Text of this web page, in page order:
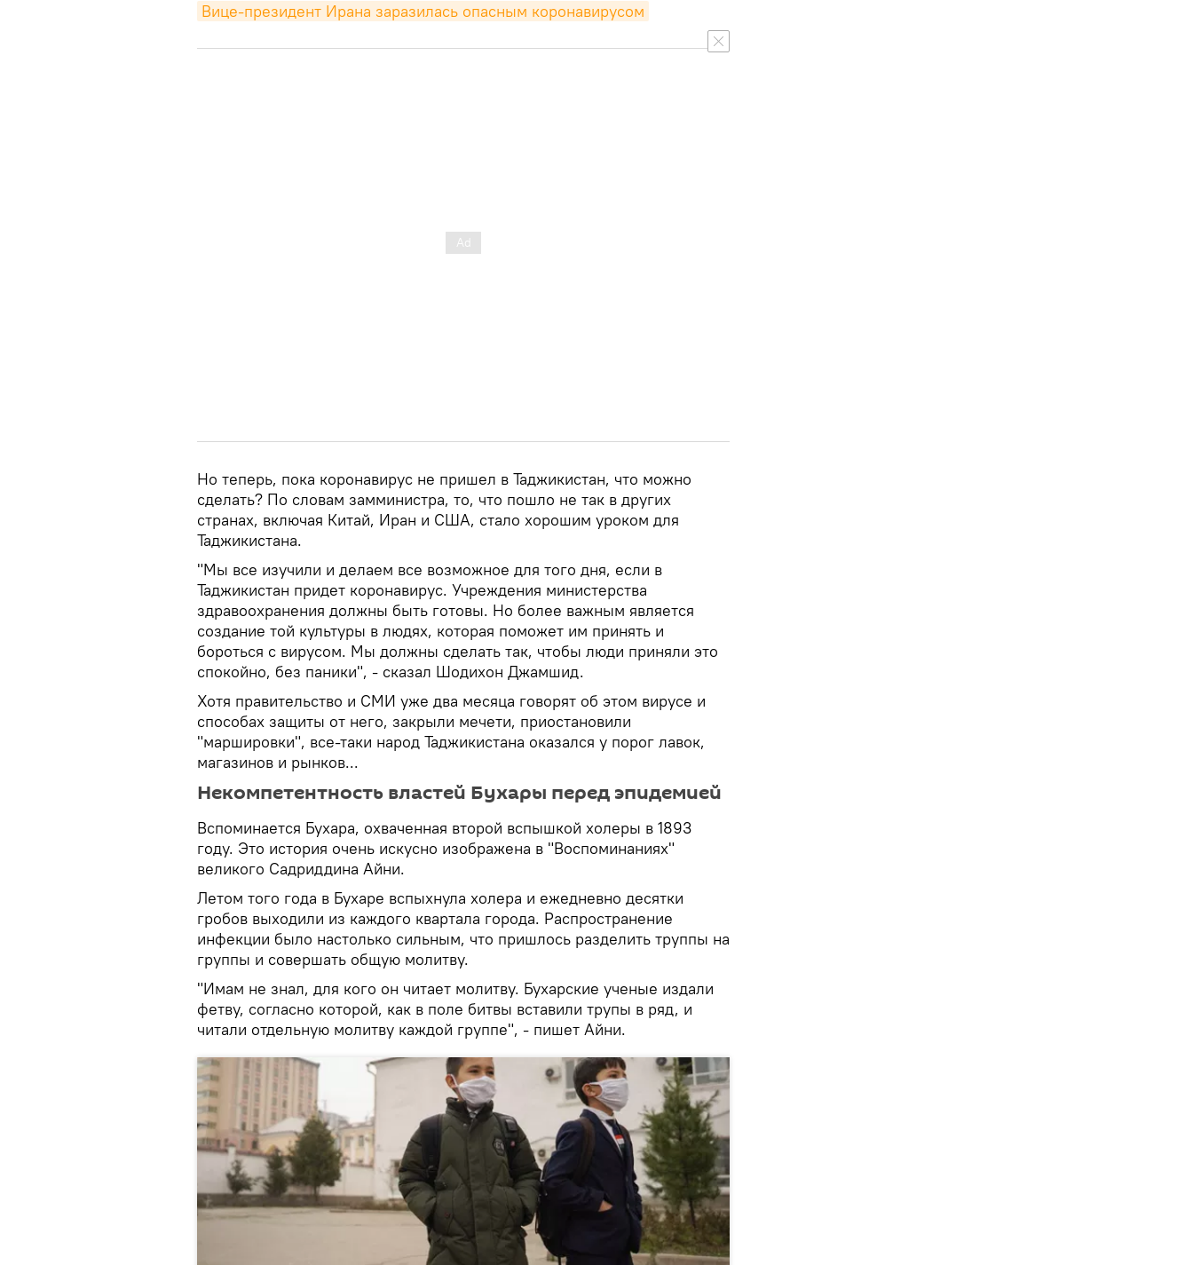
Вице-президент Ирана заразилась опасным коронавирусом
Но теперь, пока коронавирус не пришел в Таджикистан, что можно
сделать? По словам замминистра, то, что пошло не так в других
странах, включая Китай, Иран и США, стало хорошим уроком для
Таджикистана.
"Мы все изучили и делаем все возможное для того дня, если в
Таджикистан придет коронавирус. Учреждения министерства
здравоохранения должны быть готовы. Но более важным является
создание той культуры в людях, которая поможет им принять и
бороться с вирусом. Мы должны сделать так, чтобы люди приняли это
спокойно, без паники", - сказал Шодихон Джамшид.
Хотя правительство и СМИ уже два месяца говорят об этом вирусе и
способах защиты от него, закрыли мечети, приостановили
"маршировки", все-таки народ Таджикистана оказался у порог лавок,
магазинов и рынков...
Некомпетентность властей Бухары перед эпидемией
Вспоминается Бухара, охваченная второй вспышкой холеры в 1893
году. Это история очень искусно изображена в "Воспоминаниях"
великого Садриддина Айни.
Летом того года в Бухаре вспыхнула холера и ежедневно десятки
гробов выходили из каждого квартала города. Распространение
инфекции было настолько сильным, что пришлось разделить труппы на
группы и совершать общую молитву.
"Имам не знал, для кого он читает молитву. Бухарские ученые издали
фетву, согласно которой, как в поле битвы вставили трупы в ряд, и
читали отдельную молитву каждой группе", - пишет Айни.